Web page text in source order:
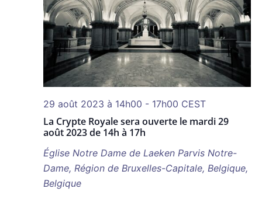
La Crypte Royale sera ouverte le mardi 29
août 2023 de 14h à 17h
29 août 2023 à 14h00 - 17h00 CEST
Église Notre Dame de Laeken Parvis Notre-
Dame, Région de Bruxelles-Capitale, Belgique,
Belgique